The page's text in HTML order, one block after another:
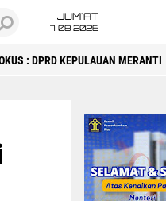
JUM'AT
7 08 2026
: DPRD KEPULAUAN MERANTI